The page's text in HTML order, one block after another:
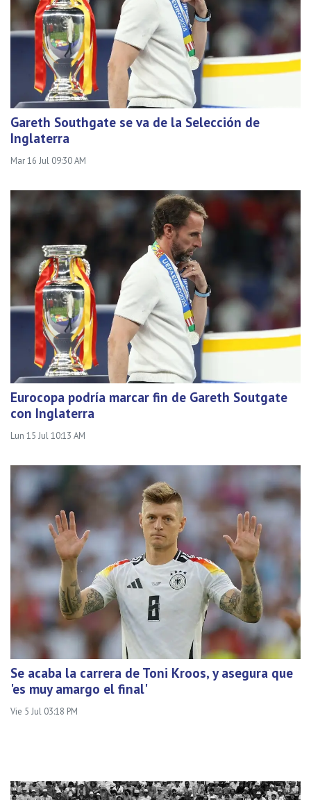
Gareth Southgate se va de la Selección de
Inglaterra
Mar 16 Jul 09:30 AM
Eurocopa podría marcar fin de Gareth Soutgate
con Inglaterra
Lun 15 Jul 10:13 AM
Se acaba la carrera de Toni Kroos, y asegura que
'es muy amargo el final'
Vie 5 Jul 03:18 PM